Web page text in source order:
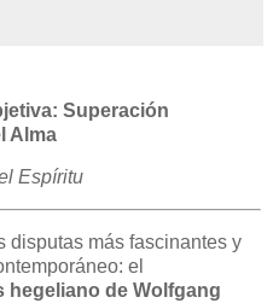
Superación
Alma
Espíritu
disputas más fascinantes y
el
hegeliano de Wolfgang